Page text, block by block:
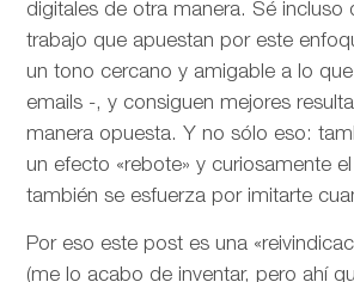
digitales de otra manera. Sé incluso
trabajo que apuestan por este
un tono cercano y amigable a lo
emails -, y consiguen mejores
manera opuesta. Y no sólo eso:
un efecto «rebote» y curiosamente
también se esfuerza por imitarte
Por eso este post es una
(me lo acabo de inventar, pero ahí